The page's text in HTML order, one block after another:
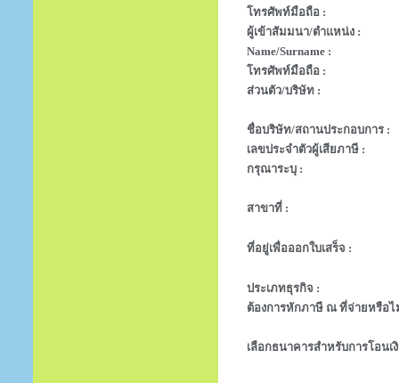
โทรศัพท์มือถือ :
ผู้เข้าสัมมนา/ตำแหน่ง :
Name/Surname :
โทรศัพท์มือถือ :
ส่วนตัว/บริษัท :
ชื่อบริษัท/สถานประกอบการ :
เลขประจำตัวผู้เสียภาษี :
กรุณาระบุ :
สาขาที่ :
ที่อยู่เพื่อออกใบเสร็จ :
ประเภทธุรกิจ :
ต้องการหักภาษี ณ ที่จ่ายหรือไ
เลือกธนาคารสำหรับการโอนเ